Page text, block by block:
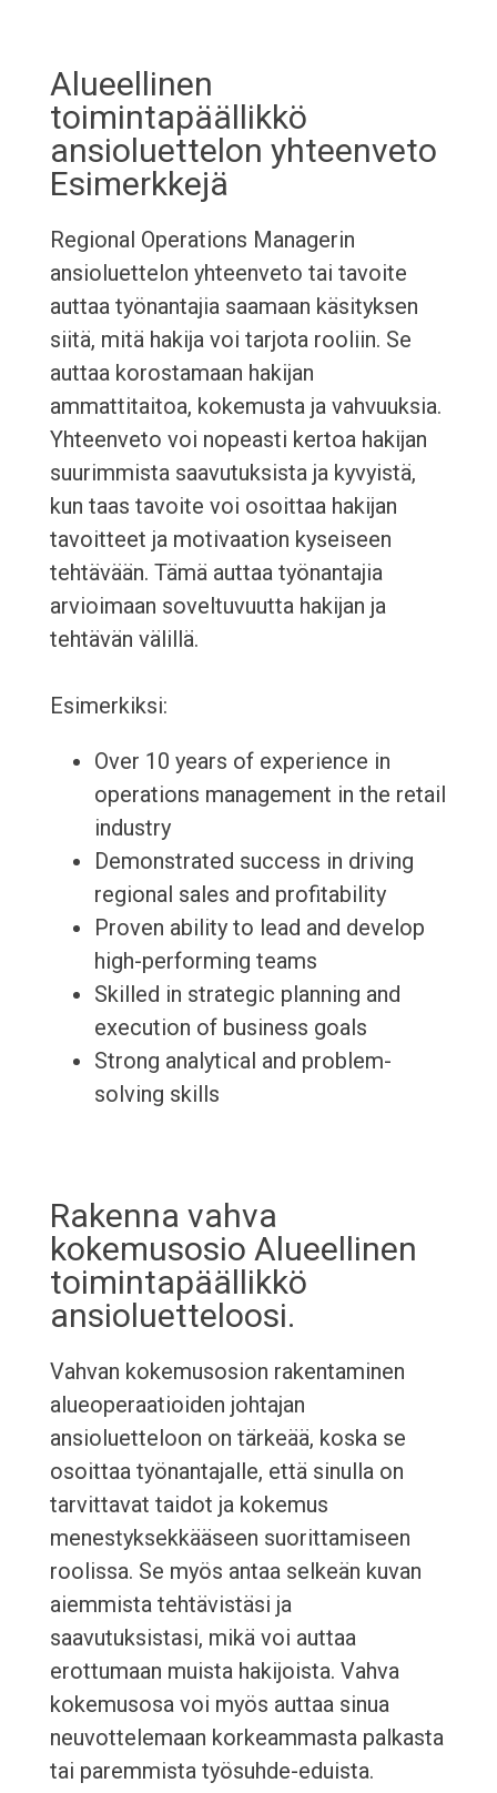
Alueellinen
toimintapäällikkö
ansioluettelon yhteenveto
Esimerkkejä
Regional Operations Managerin
ansioluettelon yhteenveto tai tavoite
auttaa työnantajia saamaan käsityksen
siitä, mitä hakija voi tarjota rooliin. Se
auttaa korostamaan hakijan
ammattitaitoa, kokemusta ja vahvuuksia.
Yhteenveto voi nopeasti kertoa hakijan
suurimmista saavutuksista ja kyvyistä,
kun taas tavoite voi osoittaa hakijan
tavoitteet ja motivaation kyseiseen
tehtävään. Tämä auttaa työnantajia
arvioimaan soveltuvuutta hakijan ja
tehtävän välillä.
Esimerkiksi:
Over 10 years of experience in
operations management in the retail
industry
Demonstrated success in driving
regional sales and profitability
Proven ability to lead and develop
high-performing teams
Skilled in strategic planning and
execution of business goals
Strong analytical and problem-
solving skills
Rakenna vahva
kokemusosio Alueellinen
toimintapäällikkö
ansioluetteloosi.
Vahvan kokemusosion rakentaminen
alueoperaatioiden johtajan
ansioluetteloon on tärkeää, koska se
osoittaa työnantajalle, että sinulla on
tarvittavat taidot ja kokemus
menestyksekkääseen suorittamiseen
roolissa. Se myös antaa selkeän kuvan
aiemmista tehtävistäsi ja
saavutuksistasi, mikä voi auttaa
erottumaan muista hakijoista. Vahva
kokemusosa voi myös auttaa sinua
neuvottelemaan korkeammasta palkasta
tai paremmista työsuhde-eduista.